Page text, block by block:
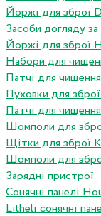
Йоржі для зброї
Засоби догляду
Йоржі для зброї
Набори для
Патчі для
Пуховки для
Патчі для
Шомполи для
Щітки для зброї
Шомполи для
Зарядні пристрої
Сонячні панелі
Litheli сонячні